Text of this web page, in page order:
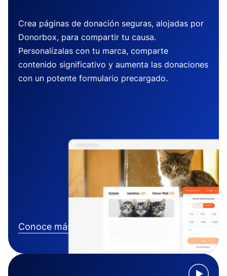
Crea páginas de donación seguras, alojadas por
Donorbox, para compartir tu causa.
Personalízalas con tu marca, comparte
contenido significativo y aumenta las donaciones
con un potente formulario precargado.
Conoce más